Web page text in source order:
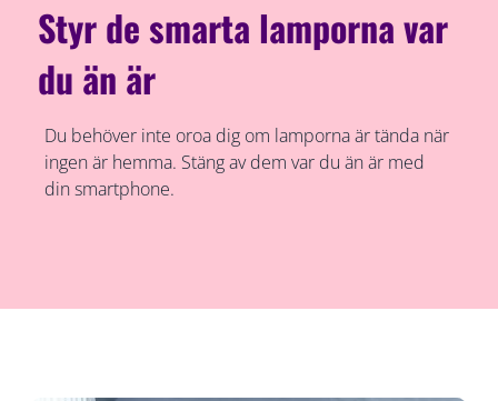
Styr de smarta lamporna var
du än är
Du behöver inte oroa dig om lamporna är tända när
ingen är hemma. Stäng av dem var du än är med
din smartphone.